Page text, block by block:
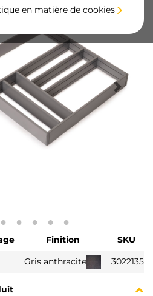
en matière de cookies
Finition
SKU
Gris anthracite 3022135